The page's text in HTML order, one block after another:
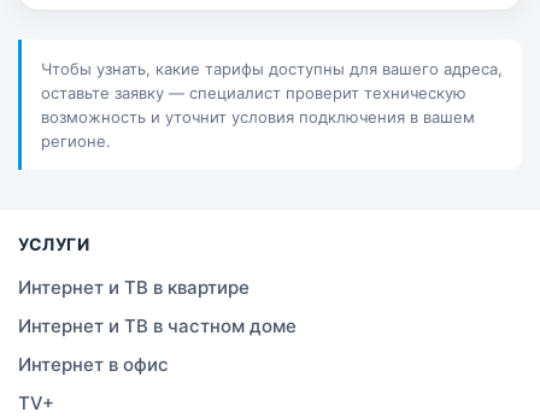
Петропавловск
Темиртау
Тараз
Чтобы узнать, какие тарифы доступны для вашего адреса,
оставьте заявку — специалист проверит техническую
возможность и уточнит условия подключения в вашем
регионе.
УСЛУГИ
Интернет и ТВ в квартире
Интернет и ТВ в частном доме
Интернет в офис
TV+